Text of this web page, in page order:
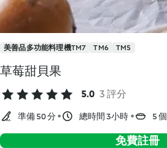
美善品多功能料理機TM7 TM6 TM5
草莓甜貝果
5.0 3 評分
準備 50 分 總時間 3小時 5 個
免費註冊